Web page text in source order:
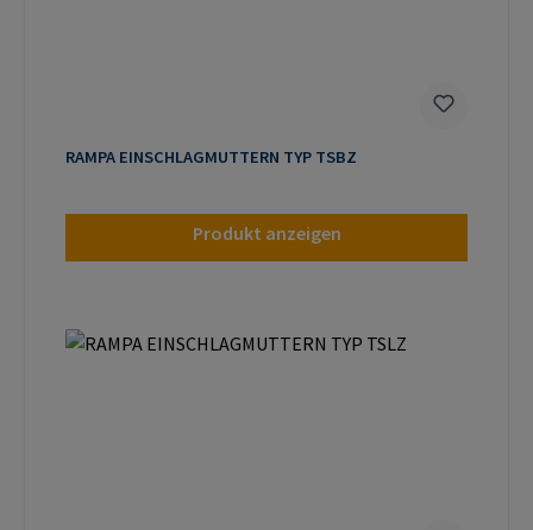
RAMPA EINSCHLAGMUTTERN TYP TSBZ
Produkt anzeigen